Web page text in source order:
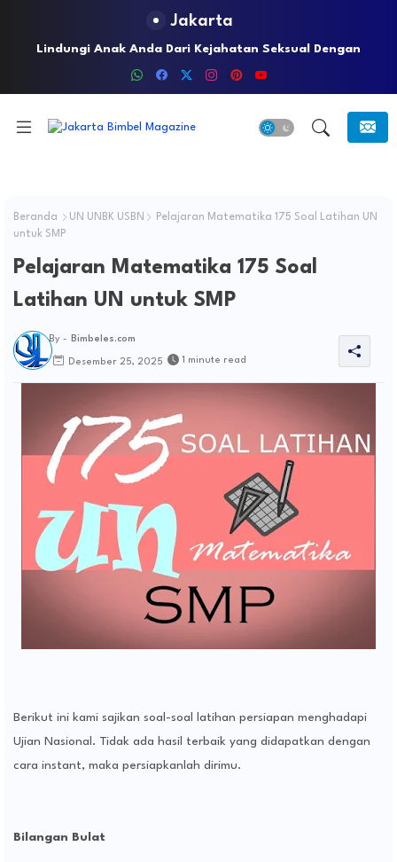
Jakarta
Lindungi Anak Anda Dari Kejahatan Seksual Dengan
Menerapkan Underwear Rules
Beranda UN UNBK USBN
Pelajaran Matematika 175 Soal Latihan UN
untuk SMP
Pelajaran Matematika 175 Soal
Latihan UN untuk SMP
By - Bimbeles.com
Desember 25, 2025 1 minute read
Berikut ini kami sajikan soal-soal latihan persiapan menghadapi
Ujian Nasional. Tidak ada hasil terbaik yang didapatkan dengan
cara instant, maka persiapkanlah dirimu.
Bilangan Bulat